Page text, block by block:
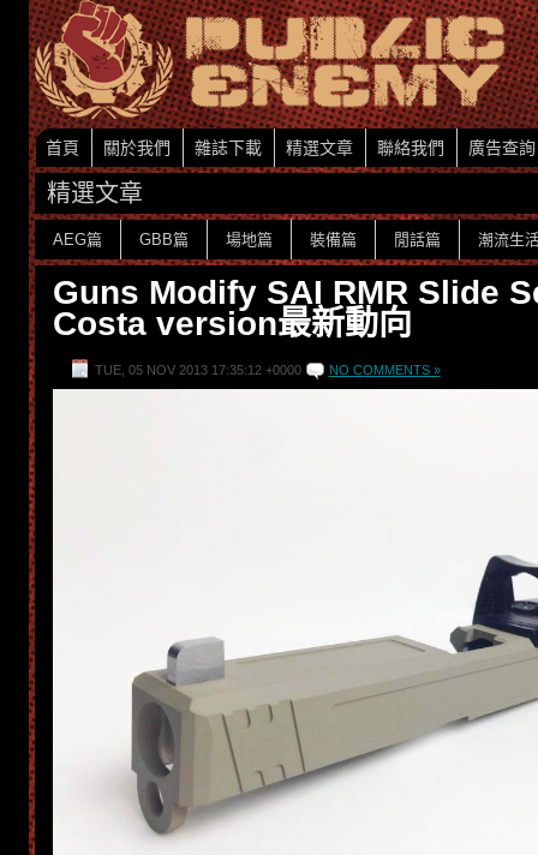
首頁 關於我們 雜誌下載 精選文章 聯絡我們 廣告查詢
精選文章
AEG篇 GBB篇 場地篇 裝備篇 閒話篇 潮流生
Guns Modify SAI RMR Slide
Costa version最新動向
TUE, 05 NOV 2013 17:35:12 +0000 NO COMMENTS »